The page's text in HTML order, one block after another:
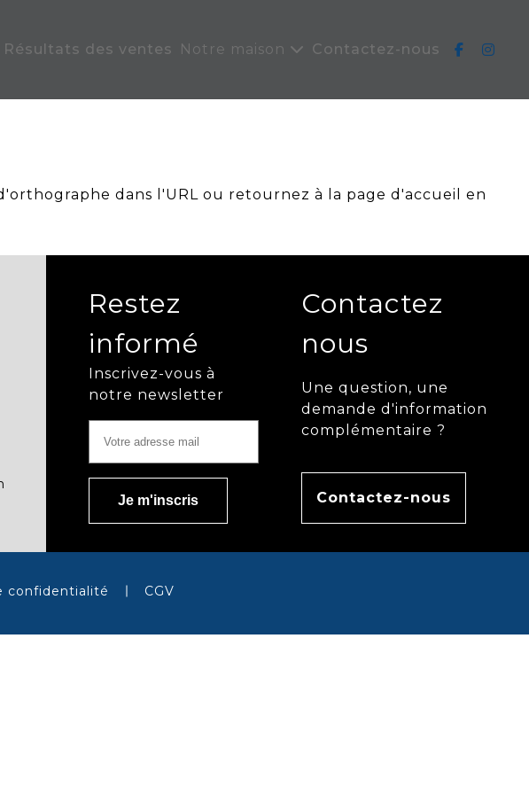
Résultats des ventes Notre maison Contactez-nous
dans l'URL ou retournez à la page d'accueil en
Restez
informé
Inscrivez-vous à
notre newsletter
Contactez
nous
Une question, une
demande d'information
complémentaire ?
Contactez-nous
confidentialité CGV